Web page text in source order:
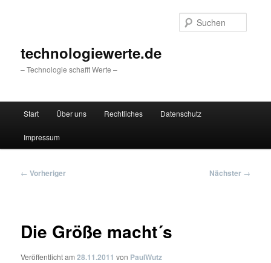
technologiewerte.de
– Technologie schafft Werte –
Start Über uns Rechtliches Datenschutz
Impressum
Beitragsnavigation
← Vorheriger Nächster →
Die Größe macht´s
Veröffentlicht am28.11.2011 von PaulWutz